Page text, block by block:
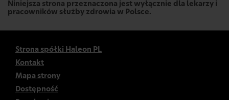
Niniejsza strona przeznaczona jest wyłącznie dla lekarzy i
pracowników służby zdrowia w Polsce.
Strona spółki Haleon PL
Kontakt
Mapa strony
Dostępność